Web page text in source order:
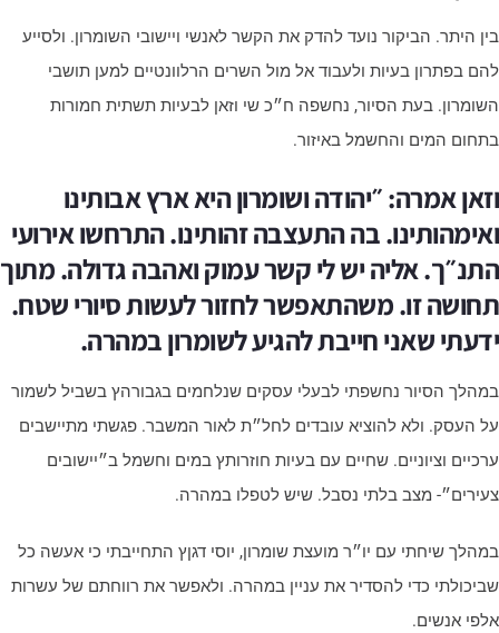
היתר. הביקור נועד להדק את הקשר לאנשי ויישובי השומרון. ולסייע
בפתרון בעיות ולעבוד אל מול השרים הרלוונטיים למען תושבי
בעת הסיור, נחשפה ח״כ שי וזאן לבעיות תשתית חמורות
המים והחשמל באיזור.
אמרה: ״יהודה ושומרון היא ארץ אבותינו
בה התעצבה זהותינו. התרחשו אירועי
אליה יש לי קשר עמוק ואהבה גדולה. מתוך
זו. משהתאפשר לחזור לעשות סיורי שטח.
שאני חייבת להגיע לשומרון במהרה.
הסיור נחשפתי לבעלי עסקים שנלחמים בגבורהץ בשביל לשמור
העסק. ולא להוציא עובדים לחל״ת לאור המשבר. פגשתי מתיישבים
וציוניים. שחיים עם בעיות חוזרותץ במים וחשמל ב״יישובים
מצב בלתי נסבל. שיש לטפלו במהרה.
שיחתי עם יו״ר מועצת שומרון, יוסי דגןץ התחייבתי כי אעשה כל
כדי להסדיר את עניין במהרה. ולאפשר את רווחתם של עשרות
אנשים.